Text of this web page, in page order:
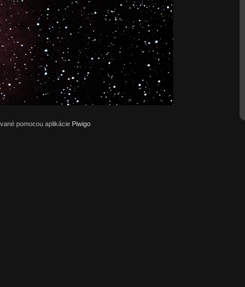
pomocou aplikácie Piwigo